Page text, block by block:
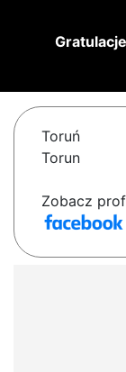
Toruń
Torun
Zobacz